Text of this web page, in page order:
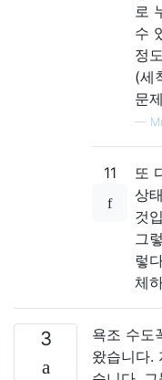
로
수
정
(세
문
—
11
또
상
것
그
렇
체
3
욕조 수도
왔습니다.